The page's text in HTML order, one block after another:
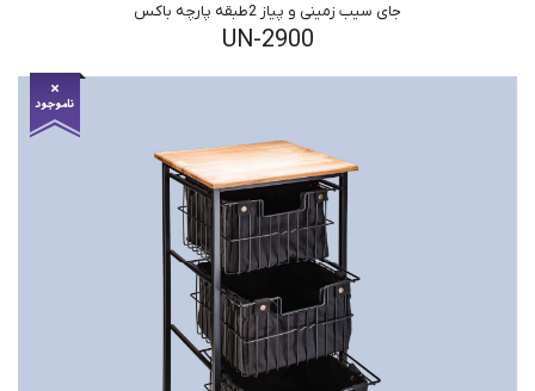
جای سیب زمینی و پیاز 2طبقه پارچه باکس
UN-2900